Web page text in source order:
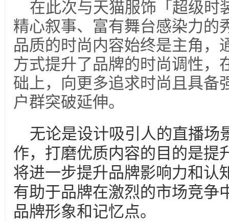
在此次与天猫服饰「超级时
精心叙事、富有舞台感染力的
品质的时尚内容始终是主角，
方式提升了品牌的时尚调性，
础上，向更多追求时尚且具备
户群突破延伸。
无论是设计吸引人的直播场
作，打磨优质内容的目的是提
将进一步提升品牌影响力和认
有助于品牌在激烈的市场竞争
品牌形象和记忆点。